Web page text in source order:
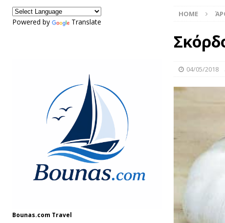
σύγχρονη γαστρονομική απόλαυση
Γλυκό του κουταλιού :
“Γιουβέτσι: Ένα Ζεστό
ΓΛΩΣΣΆΡΙΟ
[ 03/08/2025 ]
HOME
04/05/2018
Powered by Translate
Bounas.com Travel